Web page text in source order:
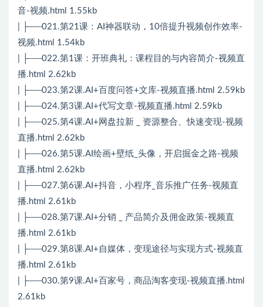
音-视频.html 1.55kb
| ├──021.第21课：AI神器联动，10倍提升视频创作效率-
视频.html 1.54kb
| ├──022.第1课：开班典礼：课程目的与内容简介-视频直
播.html 2.62kb
| ├──023.第2课.AI+百度问答+文库-视频直播.html 2.59kb
| ├──024.第3课.AI+代写文章-视频直播.html 2.59kb
| ├──025.第4课.AI+网盘拉新 _ 资源整合、快速变现-视频
直播.html 2.62kb
| ├──026.第5课.AI绘画+壁纸_头像，开启掘金之路-视频
直播.html 2.62kb
| ├──027.第6课.AI+抖音，小程序_音乐推广任务-视频直
播.html 2.61kb
| ├──028.第7课.AI+分销 _ 产品简介及佣金政策-视频直
播.html 2.61kb
| ├──029.第8课.AI+自媒体，变现途径与实现方式-视频直
播.html 2.61kb
| ├──030.第9课.AI+百家号，商品淘客变现-视频直播.html
2.61kb